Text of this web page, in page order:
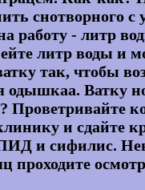
снотворного с
работу - литр
литр воды и
так, чтобы
одышкаа. Ватку
Проветривайте
и сдайте
и сифилис.
проходите